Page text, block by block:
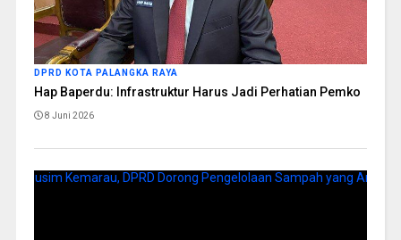
DPRD KOTA PALANGKA RAYA
Hap Baperdu: Infrastruktur Harus Jadi Perhatian Pemko
8 Juni 2026